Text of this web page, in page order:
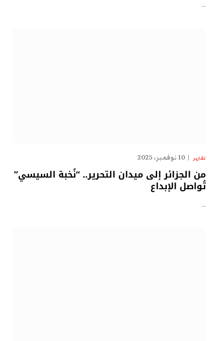
…
تقارير 10 نوفمبر، 2025
من الجزائر إلى ميدان التحرير.. “نُخبة السيسي”
تُواصل الإبداع
…